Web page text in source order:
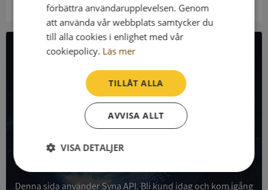
All företagsdata i API
Få all denna företagsinformation i Syna API
Syna API är ett blixtsnabbt API där du kan hämta
registrerade företagsuppgifter, betalningsanmärkningar,
skatteuppgifter och mycket mer på alla Sveriges företag
och personer.
Denna sida använder Syna API. Bli kund idag och kom igång
förbättra användarupplevelsen. Genom
att använda vår webbplats samtycker du
till alla cookies i enlighet med vår
cookiepolicy. Läs mer
TILLÅT ALLA
AVVISA ALLT
VISA DETALJER
Strikt
nödvändigt
Prestanda Inriktning